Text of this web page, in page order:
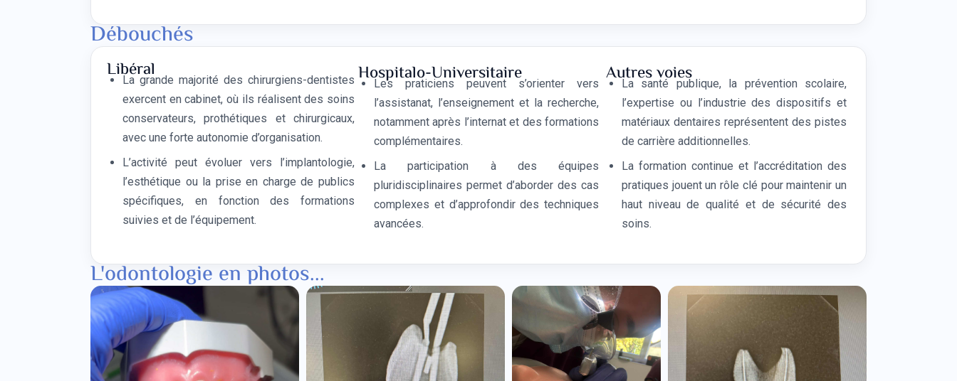
Débouchés
Libéral
La grande majorité des chirurgiens-dentistes
exercent en cabinet, où ils réalisent des soins
conservateurs, prothétiques et chirurgicaux,
avec une forte autonomie d’organisation.
L’activité peut évoluer vers l’implantologie,
l’esthétique ou la prise en charge de publics
spécifiques, en fonction des formations
suivies et de l’équipement.
Hospitalo-Universitaire
Les praticiens peuvent s’orienter vers
l’assistanat, l’enseignement et la recherche,
notamment après l’internat et des formations
complémentaires.
La participation à des équipes
pluridisciplinaires permet d’aborder des cas
complexes et d’approfondir des techniques
avancées.
Autres voies
La santé publique, la prévention scolaire,
l’expertise ou l’industrie des dispositifs et
matériaux dentaires représentent des pistes
de carrière additionnelles.
La formation continue et l’accréditation des
pratiques jouent un rôle clé pour maintenir un
haut niveau de qualité et de sécurité des
soins.
L'odontologie en photos...